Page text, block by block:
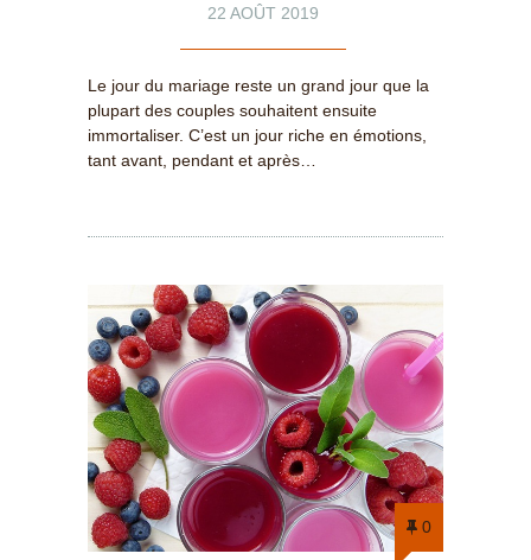
22 AOÛT 2019
Le jour du mariage reste un grand jour que la
plupart des couples souhaitent ensuite
immortaliser. C’est un jour riche en émotions,
tant avant, pendant et après…
0